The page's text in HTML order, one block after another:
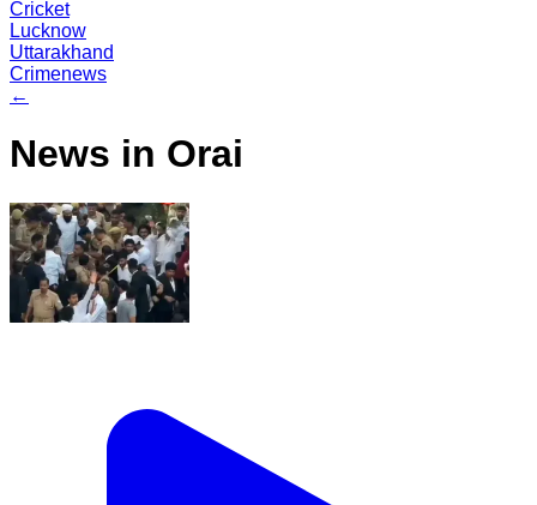
Cricket
Lucknow
Uttarakhand
Crimenews
←
News in Orai